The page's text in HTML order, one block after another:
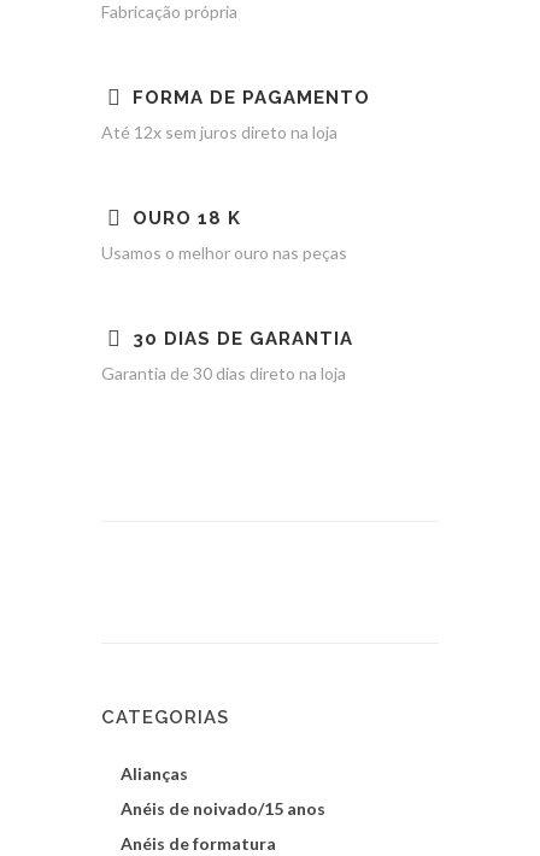
Fabricação própria
FORMA DE PAGAMENTO
Até 12x sem juros direto na loja
OURO 18 K
Usamos o melhor ouro nas peças
30 DIAS DE GARANTIA
Garantia de 30 dias direto na loja
CATEGORIAS
Alianças
Anéis de noivado/15 anos
Anéis de formatura